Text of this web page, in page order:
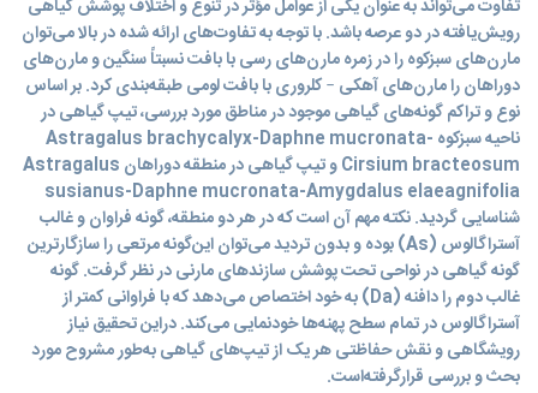
تفاوت می‌تواند به عنوان یکی از عوامل مؤثر در تنوع و اختلاف پوشش گیاهی
رویش‌یافته در دو عرصه باشد. با توجه به تفاوت‌های ارائه شده در بالا می‌توان
مارن‌های سبزکوه را در زمره مارن‌های رسی با بافت نسبتاً سنگین و مارن‌های
دوراهان را مارن‌های آهکی – کلروری با بافت لومی طبقه‌بندی کرد. بر اساس
نوع و تراکم گونه‌های گیاهی موجود در مناطق مورد بررسی، تیپ گیاهی در
ناحیه سبزکوه Astragalus brachycalyx-Daphne mucronata-
Cirsium bracteosum و تیپ گیاهی در منطقه دوراهان Astragalus
susianus-Daphne mucronata-Amygdalus elaeagnifolia
شناسایی گردید. نکته مهم آن است که در هر دو منطقه، گونه فراوان و غالب
آستراگالوس (As) بوده و بدون تردید می‌توان این‌گونه مرتعی را سازگارترین
گونه گیاهی در نواحی تحت پوشش سازندهای مارنی در نظر گرفت. گونه
غالب دوم را دافنه (Da) به خود اختصاص می‌دهد که با فراوانی کمتر از
آستراگالوس در تمام سطح پهنه‌ها خود‌نمایی می‌کند. دراین تحقیق نیاز
رویشگاهی و نقش حفاظتی هر یک از تیپ‌های گیاهی به‌طور مشروح مورد
بحث و بررسی قرارگرفته‌است.